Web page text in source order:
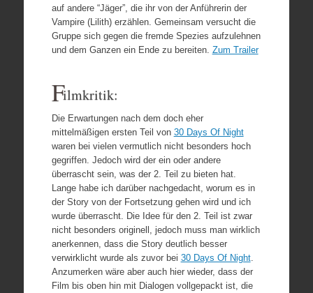
auf andere “Jäger”, die ihr von der Anführerin der
Vampire (Lilith) erzählen. Gemeinsam versucht die
Gruppe sich gegen die fremde Spezies aufzulehnen
und dem Ganzen ein Ende zu bereiten. Zum Trailer
Filmkritik:
Die Erwartungen nach dem doch eher
mittelmäßigen ersten Teil von 30 Days Of Night
waren bei vielen vermutlich nicht besonders hoch
gegriffen. Jedoch wird der ein oder andere
überrascht sein, was der 2. Teil zu bieten hat.
Lange habe ich darüber nachgedacht, worum es in
der Story von der Fortsetzung gehen wird und ich
wurde überrascht. Die Idee für den 2. Teil ist zwar
nicht besonders originell, jedoch muss man wirklich
anerkennen, dass die Story deutlich besser
verwirklicht wurde als zuvor bei 30 Days Of Night.
Anzumerken wäre aber auch hier wieder, dass der
Film bis oben hin mit Dialogen vollgepackt ist, die